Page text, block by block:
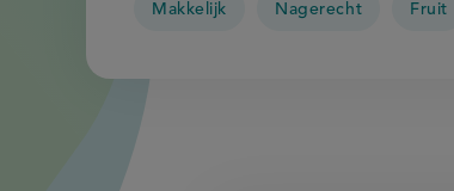
Makkelijk Nagerecht Fruit